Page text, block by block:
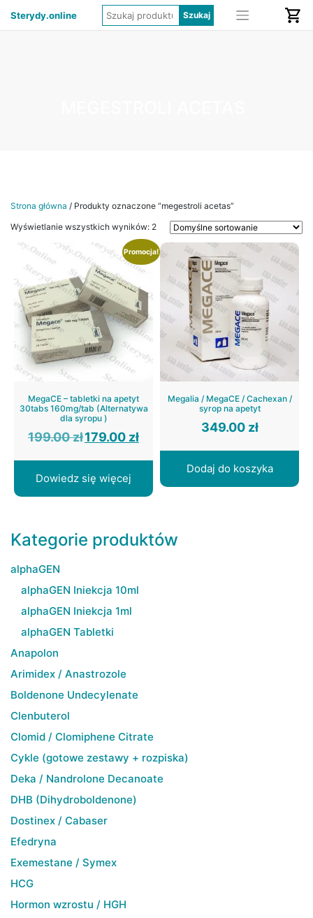
Sterydy.online
Strona główna / Produkty oznaczone “megestroli acetas”
Wyświetlanie wszystkich wyników: 2
Promocja!
MegaCE – tabletki na apetyt
30tabs 160mg/tab (Alternatywa
dla syropu )
199.00zł Pierwotna
cena
199.00 zł.
179.00 złcena
wynosi:
179.00 zł.
Dowiedz się więcej
Megalia / MegaCE / Cachexan /
syrop na apetyt
349.00 zł
Dodaj do koszyka
Kategorie produktów
alphaGEN
alphaGEN Iniekcja 10ml
alphaGEN Iniekcja 1ml
alphaGEN Tabletki
Anapolon
Arimidex / Anastrozole
Boldenone Undecylenate
Clenbuterol
Clomid / Clomiphene Citrate
Cykle (gotowe zestawy + rozpiska)
Deka / Nandrolone Decanoate
DHB (Dihydroboldenone)
Dostinex / Cabaser
Efedryna
Exemestane / Symex
HCG
Hormon wzrostu / HGH